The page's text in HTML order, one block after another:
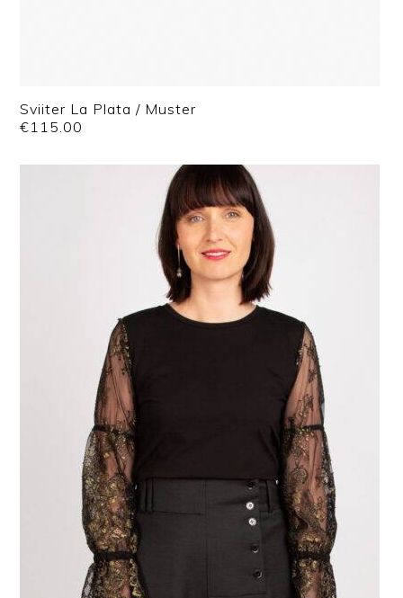
Sviiter La Plata / Muster
€115.00